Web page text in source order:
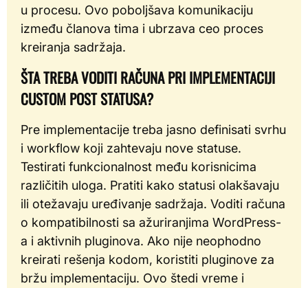
u procesu. Ovo poboljšava komunikaciju
između članova tima i ubrzava ceo proces
kreiranja sadržaja.
ŠTA TREBA VODITI RAČUNA PRI IMPLEMENTACIJI
CUSTOM POST STATUSA?
Pre implementacije treba jasno definisati svrhu
i workflow koji zahtevaju nove statuse.
Testirati funkcionalnost među korisnicima
različitih uloga. Pratiti kako statusi olakšavaju
ili otežavaju uređivanje sadržaja. Voditi računa
o kompatibilnosti sa ažuriranjima WordPress-
a i aktivnih pluginova. Ako nije neophodno
kreirati rešenja kodom, koristiti pluginove za
bržu implementaciju. Ovo štedi vreme i